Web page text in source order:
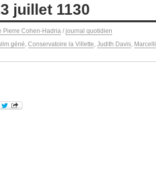
juillet 1130
Pierre Cohen-Hadria / journal quotidien
géné Conservatoire la Villette Judith Davis